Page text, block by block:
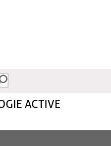
ACTIVE